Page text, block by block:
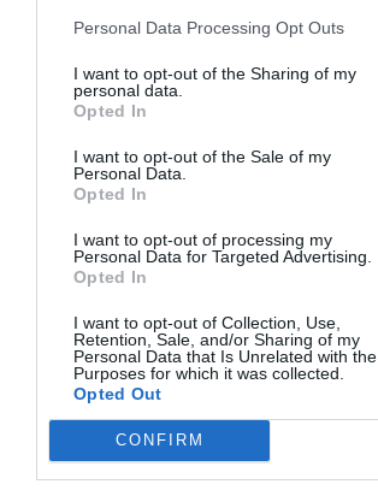
Personal Data Processing Opt Outs
I want to opt-out of the Sharing of my
personal data.
Opted In
I want to opt-out of the Sale of my
Personal Data.
Opted In
I want to opt-out of processing my
Personal Data for Targeted Advertising.
Opted In
I want to opt-out of Collection, Use,
Retention, Sale, and/or Sharing of my
Personal Data that Is Unrelated with the
Purposes for which it was collected.
Opted Out
CONFIRM
c
e
b
o
o
k
ss
e
n
g
er
at
s
p
p
y
n
ar
e